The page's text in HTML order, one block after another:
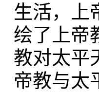
生活，上
绘了上帝
教对太平
帝教与太